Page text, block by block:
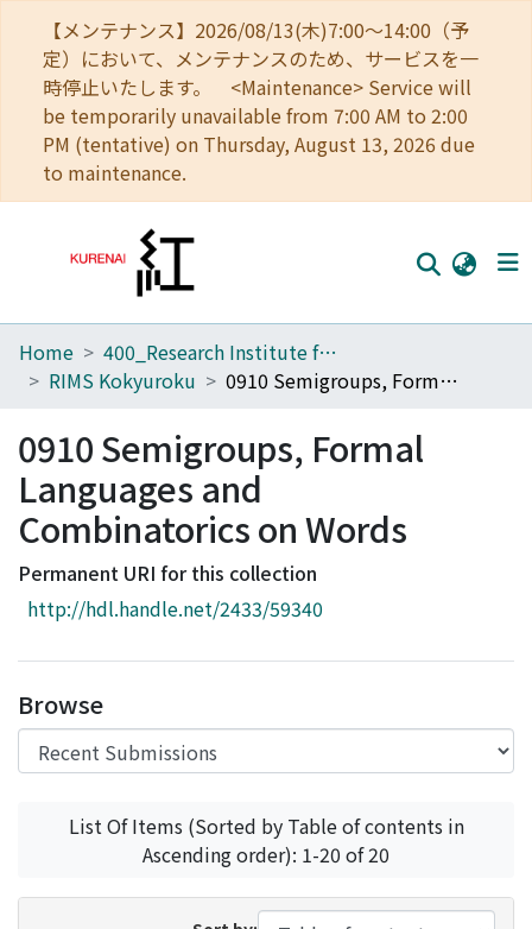
【メンテナンス】2026/08/13(木)7:00～14:00（予
定）において、メンテナンスのため、サービスを一
時停止いたします。 <Maintenance> Service will
be temporarily unavailable from 7:00 AM to 2:00
PM (tentative) on Thursday, August 13, 2026 due
to maintenance.
Home
Browse
Download Ranking
Access Statistics
Library Network
Home
400_Research Institute for Mathematical Sciences
RIMS Kokyuroku
0910 Semigroups, Formal Languages and Combinatorics on Words
0910 Semigroups, Formal
Languages and
Combinatorics on Words
Permanent URI for this collection
http://hdl.handle.net/2433/59340
Browse
List Of Items (Sorted by Table of contents in
Ascending order): 1-20 of 20